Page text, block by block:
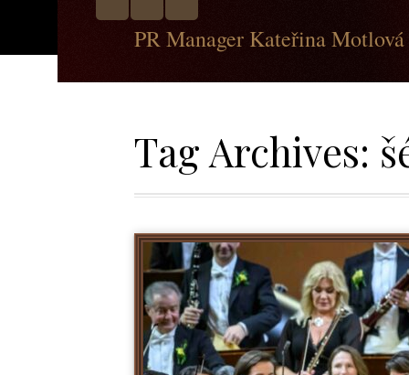
PR Manager Kateřina Motlová
Tag Archives: